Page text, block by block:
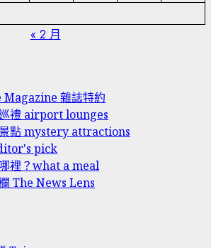
« 2 月
雜誌特約
禮 airport lounges
點 mystery attractions
pick
裡？what a meal
The News Lens